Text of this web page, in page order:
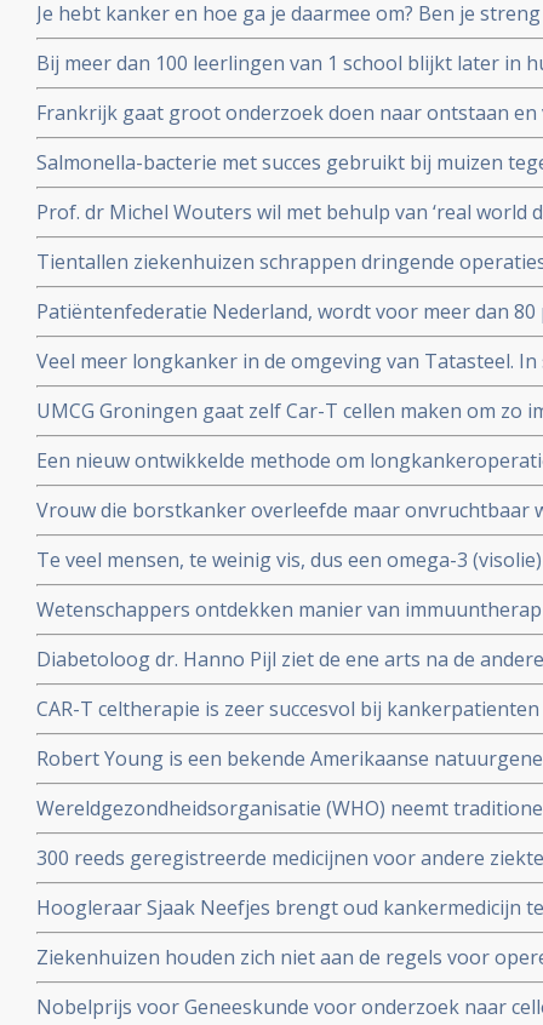
richt op het eiwit vimentine
Je hebt kanker en hoe ga je daarmee om? Ben je
anderen die het moeilijk hebben? Kennislink
Bij meer dan 100 leerlingen van 1 school blijkt later in
van een hersentumor voor te komen. Oorzaak is nog
Frankrijk gaat groot onderzoek doen naar ontstaan
endometriose met een nationaal plan van aanpak.
Salmonella-bacterie met succes gebruikt bij muizen
kankers. Blijkt uit onderzoek aan universiteit van
Prof. dr Michel Wouters wil met behulp van ‘real world
behandelprocessen verbeteren en studieresultaten
Tientallen ziekenhuizen schrappen dringende
operaties voor kankerpatienten en
Patiëntenfederatie Nederland, wordt voor meer dan
ministerie van Volksgezondheid en zorgverzekeraars
over hun onafhankelijkheid.
Veel meer longkanker in de omgeving van Tatasteel.
dan 50 procent meer longkanker voor in vergelijking
UMCG Groningen gaat zelf Car-T cellen maken om zo
cellen sneller en goedkoper te geven aan
Een nieuw ontwikkelde methode om
virtualrealitybril blijkt zeer succesvol. Aldus chirurgen
Vrouw die borstkanker overleefde maar onvruchtbaar
chemotherapie krijgt toch baby door ingevroren eitje
toe te passen.
Te veel mensen, te weinig vis, dus een omega-3
gepubliceerd in Nature
Wetenschappers ontdekken manier van
eiwit MR1 die voor alle vormen van kanker toepasbaar
Diabetoloog dr. Hanno Pijl ziet de ene arts na de
Nationaal gezondheidsplan om welvaartsziekten als
stoppen
CAR-T celtherapie is zeer succesvol bij
op te strenge milieueisen, stellen 4 Nederlandse top
Robert Young is een bekende Amerikaanse
boeken over niet toxische middelen en dieet maar
zijn verweer op video voor de Amerikaanse Commissie
Wereldgezondheidsorganisatie (WHO) neemt
TCM waaronder acupunctuur op in de International
Diseases and Related Health Problems (ICD).
300 reeds geregistreerde medicijnen voor andere
Oncology (ReDO) - hebben ook effect bij kanker blijkt
AntiCancer Fund
Hoogleraar Sjaak Neefjes brengt oud kankermedicijn
dit onderwerp in de uitzending van DWDD met Sjaak
Ziekenhuizen houden zich niet aan de regels voor
daarvoor gespecialiseerd ziekenhuis. Honderden
extra risico
Nobelprijs voor Geneeskunde voor onderzoek naar